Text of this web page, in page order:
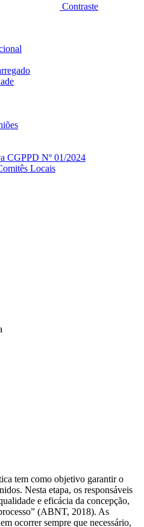
Contraste
CGPPD Nº 01/2024
Locais
tem como objetivo garantir o
Nesta etapa, os responsáveis
e eficácia da concepção,
(ABNT, 2018). As
ocorrer sempre que necessário,